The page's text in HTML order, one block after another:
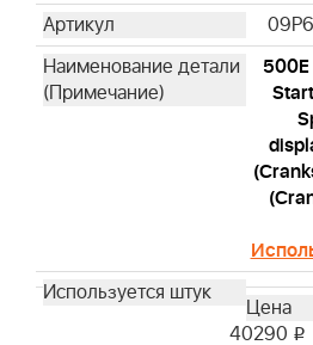
40290 i